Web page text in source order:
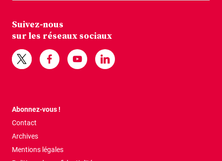
Suivez-nous
sur les réseaux sociaux
Abonnez-vous !
Contact
Archives
Mentions légales